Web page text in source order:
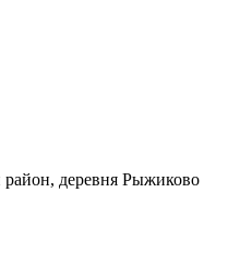
район, деревня Рыжиково